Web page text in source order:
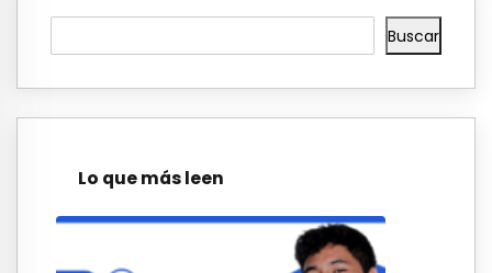
Buscar
Lo que más leen